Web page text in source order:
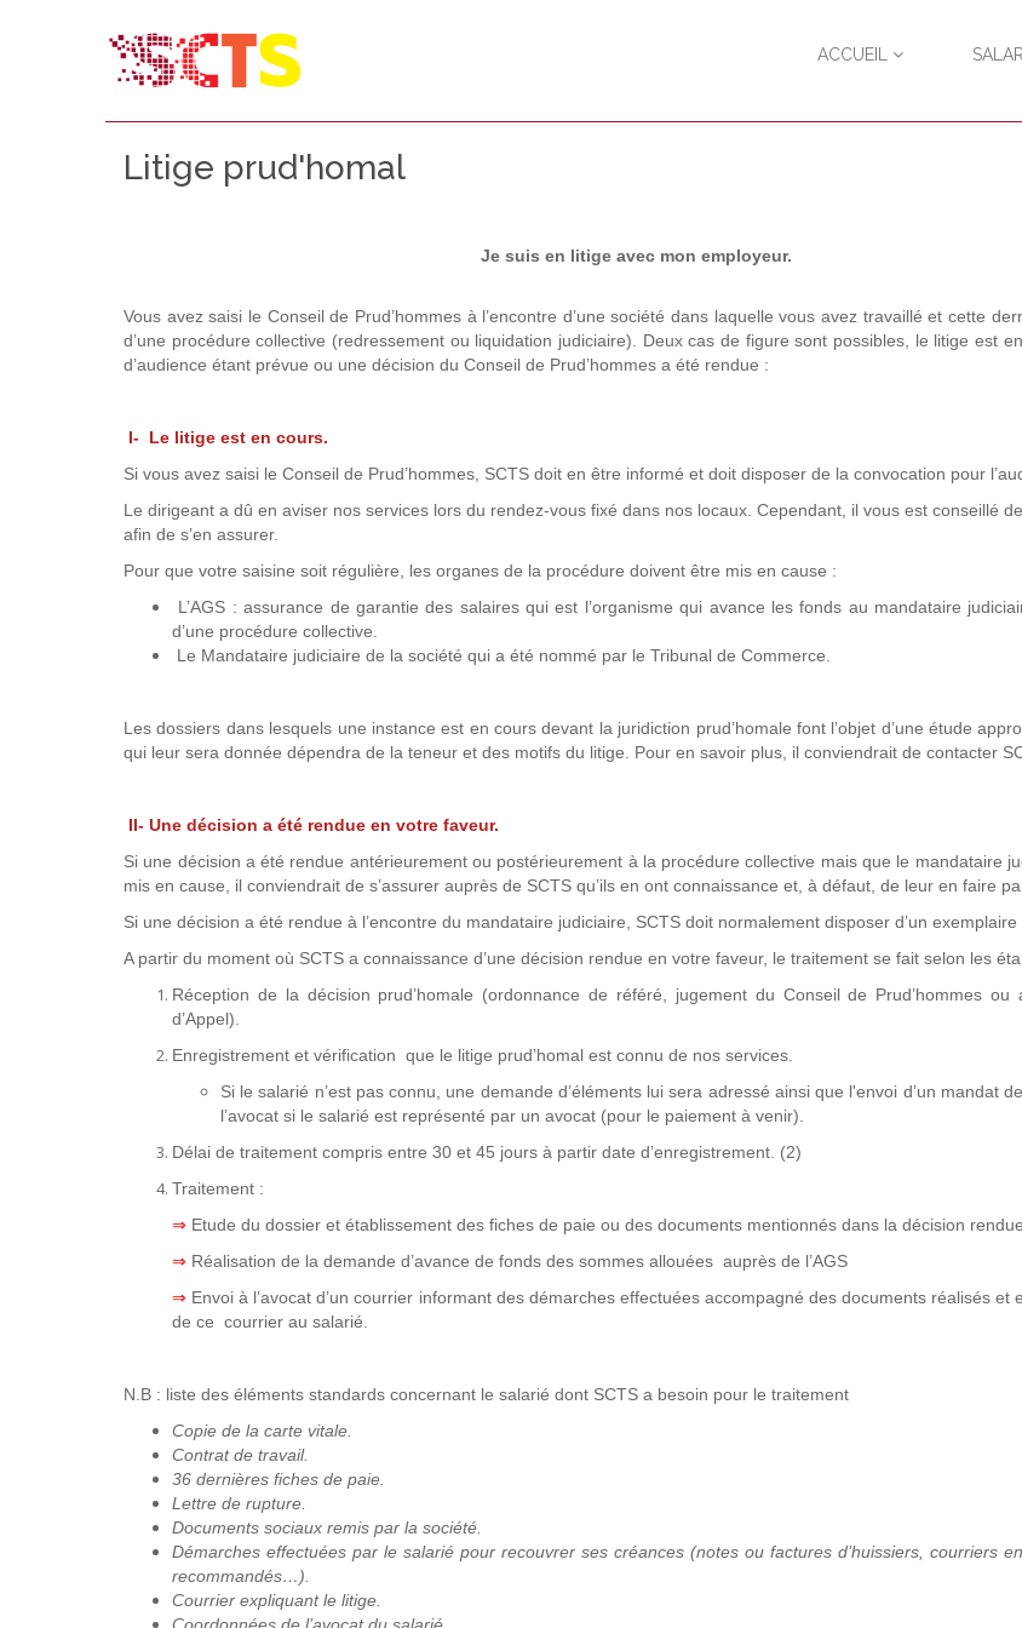
ACCUEIL
Litige prud'homal
Je suis en litige avec mon employeur.
Vous avez saisi le Conseil de Prud’hommes à l’encontre d’une société dans laquelle vous avez travaillé et cette
d’une procédure collective (redressement ou liquidation judiciaire). Deux cas de figure sont possibles, le litige est
d’audience étant prévue ou une décision du Conseil de Prud’hommes a été rendue :
I- Le litige est en cours.
Si vous avez saisi le Conseil de Prud’hommes, SCTS doit en être informé et doit disposer de la convocation pour
Le dirigeant a dû en aviser nos services lors du rendez-vous fixé dans nos locaux. Cependant, il vous est conseillé
afin de s’en assurer.
Pour que votre saisine soit régulière, les organes de la procédure doivent être mis en cause :
L’AGS : assurance de garantie des salaires qui est l’organisme qui avance les fonds au mandataire
d’une procédure collective.
Le Mandataire judiciaire de la société qui a été nommé par le Tribunal de Commerce.
Les dossiers dans lesquels une instance est en cours devant la juridiction prud’homale font l’objet d’une étude
qui leur sera donnée dépendra de la teneur et des motifs du litige. Pour en savoir plus, il conviendrait de contacter
II- Une décision a été rendue en votre faveur.
Si une décision a été rendue antérieurement ou postérieurement à la procédure collective mais que le mandataire
mis en cause, il conviendrait de s’assurer auprès de SCTS qu’ils en ont connaissance et, à défaut, de leur en faire
Si une décision a été rendue à l’encontre du mandataire judiciaire, SCTS doit normalement disposer d’un exemplaire
A partir du moment où SCTS a connaissance d’une décision rendue en votre faveur, le traitement se fait selon les
Réception de la décision prud’homale (ordonnance de référé, jugement du Conseil de Prud’hommes
d’Appel).
Enregistrement et vérification que le litige prud’homal est connu de nos services.
Si le salarié n’est pas connu, une demande d’éléments lui sera adressé ainsi que l'envoi d’un mandat
l’avocat si le salarié est représenté par un avocat (pour le paiement à venir).
Délai de traitement compris entre 30 et 45 jours à partir date d’enregistrement. (2)
Traitement :
⇒ Etude du dossier et établissement des fiches de paie ou des documents mentionnés dans la décision rendue
⇒ Réalisation de la demande d’avance de fonds des sommes allouées auprès de l’AGS
⇒ Envoi à l’avocat d’un courrier informant des démarches effectuées accompagné des documents réalisés et
de ce courrier au salarié.
N.B : liste des éléments standards concernant le salarié dont SCTS a besoin pour le traitement
Copie de la carte vitale.
Contrat de travail.
36 dernières fiches de paie.
Lettre de rupture.
Documents sociaux remis par la société.
Démarches effectuées par le salarié pour recouvrer ses créances (notes ou factures d’huissiers, courriers
recommandés…).
Courrier expliquant le litige.